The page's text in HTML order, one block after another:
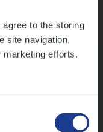
to the storing
site navigation,
marketing efforts.